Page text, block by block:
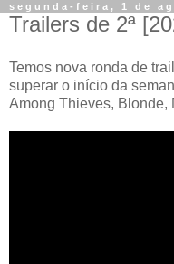
segunda-feira, 1 de
Trailers de 2ª
Temos nova ronda de
superar o início da
Among Thieves, Blonde,